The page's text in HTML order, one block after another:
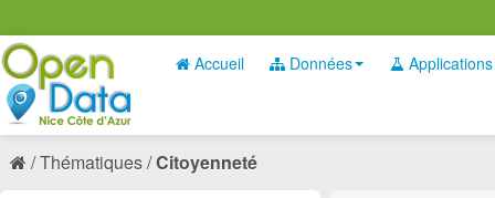
Accueil Données Applications
Thématiques Citoyenneté